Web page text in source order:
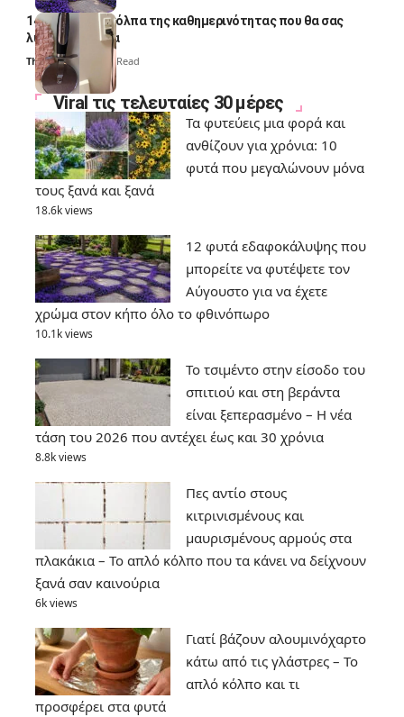
14 πανέξυπνα κόλπα της καθημερινότητας που θα σας
λύσουν τα χέρια
Thali Ombre 6 Min Read
Viral τις τελευταίες 30 μέρες
Τα φυτεύεις μια φορά και
ανθίζουν για χρόνια: 10
φυτά που μεγαλώνουν μόνα
τους ξανά και ξανά
18.6k views
12 φυτά εδαφοκάλυψης που
μπορείτε να φυτέψετε τον
Αύγουστο για να έχετε
χρώμα στον κήπο όλο το φθινόπωρο
10.1k views
Το τσιμέντο στην είσοδο του
σπιτιού και στη βεράντα
είναι ξεπερασμένο – Η νέα
τάση του 2026 που αντέχει έως και 30 χρόνια
8.8k views
Πες αντίο στους
κιτρινισμένους και
μαυρισμένους αρμούς στα
πλακάκια – Το απλό κόλπο που τα κάνει να δείχνουν
ξανά σαν καινούρια
6k views
Γιατί βάζουν αλουμινόχαρτο
κάτω από τις γλάστρες – Το
απλό κόλπο και τι
προσφέρει στα φυτά